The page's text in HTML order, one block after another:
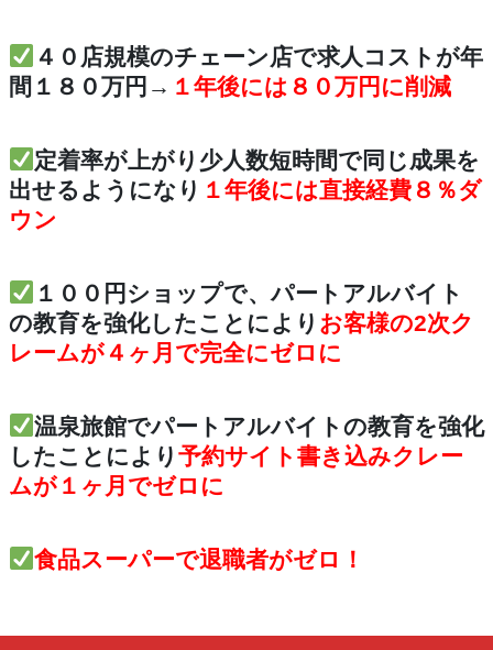
４０店規模のチェーン店で求人コストが年
間１８０万円→ １年後には８０万円に削減
定着率が上がり少人数短時間で同じ成果を
出せるようになり １年後には直接経費８％ダ
ウン
１００円ショップで、パートアルバイト
の教育を強化したことにより お客様の2次ク
レームが４ヶ月で完全にゼロに
温泉旅館でパートアルバイトの教育を強化
したことにより 予約サイト書き込みクレー
ムが１ヶ月でゼロに
食品スーパーで退職者がゼロ！